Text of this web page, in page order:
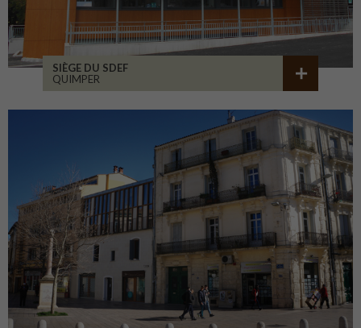
SIÈGE DU SDEF
QUIMPER